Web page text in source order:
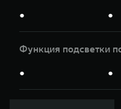
● ●
Функция подсветки
● ●